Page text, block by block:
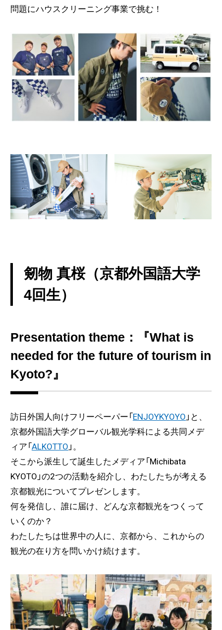
問題にハウスクリーニング事業で挑む！
剱物 真桜（京都外国語大学
4回生）
Presentation theme：『What is
needed for the future of tourism in
Kyoto?』
訪日外国人向けフリーペーパー「 ENJOYKYOYO 」と、
京都外国語大学グローバル観光学科による共同メデ
ィア「 ALKOTTO 」。
そこから派生して誕生したメディア「Michibata
KYOTO」の2つの活動を紹介し、わたしたちが考える
京都観光についてプレゼンします。
何を発信し、誰に届け、どんな京都観光をつくって
いくのか？
わたしたちは世界中の人に、京都から、これからの
観光の在り方を問いかけ続けます。